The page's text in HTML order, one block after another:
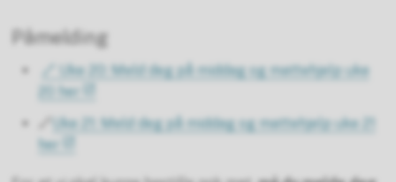
Påmelding
🔗 Uke 20: Meld deg på middag og mattehjelp uke
20 her
Uke 21: Meld deg på middag og mattehjelp uke 21
her